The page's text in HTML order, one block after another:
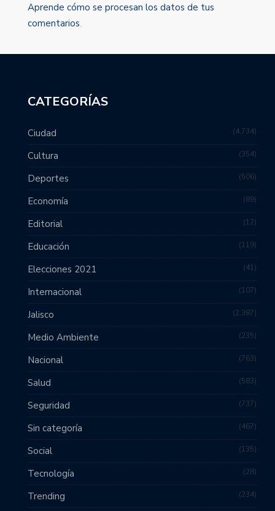
Aprende cómo se procesan los datos de tus
comentarios.
CATEGORÍAS
Ciudad 4,734
Cultura 354
Deportes 506
Economía 89
Editorial 12
Educación 119
Elecciones 2021 41
Internacional 107
Jalisco 2,387
Medio Ambiente 235
Nacional 763
Salud 583
Seguridad 737
Sin categoría 467
Social 135
Tecnología 28
Trending 234